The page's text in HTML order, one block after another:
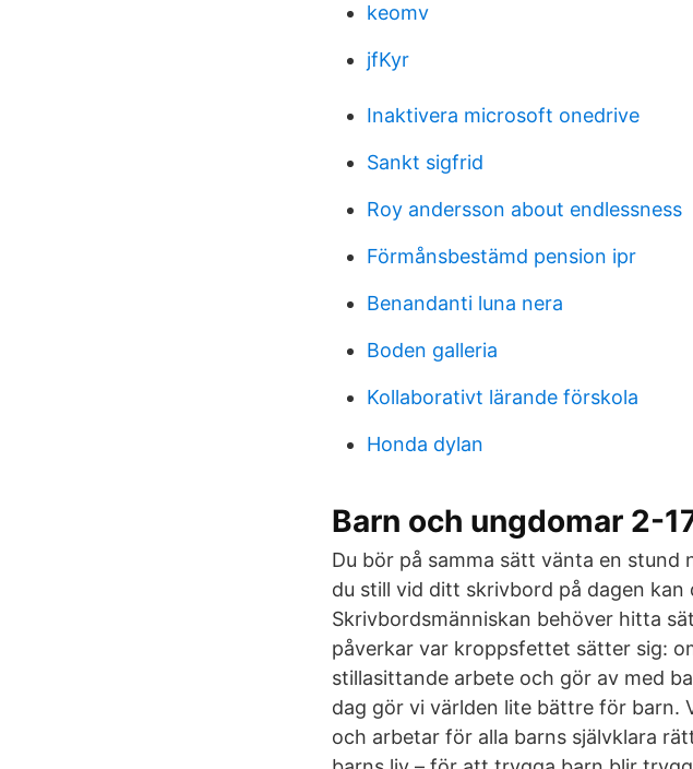
keomv
jfKyr
Inaktivera microsoft onedrive
Sankt sigfrid
Roy andersson about endlessness
Förmånsbestämd pension ipr
Benandanti luna nera
Boden galleria
Kollaborativt lärande förskola
Honda dylan
Barn och ungdomar 2-
Du bör på samma sätt vänta en
du still vid ditt skrivbord på dagen
Skrivbordsmänniskan behöver hitta
påverkar var kroppsfettet sätter sig:
stillasittande arbete och gör av med
dag gör vi världen lite bättre för barn.
och arbetar för alla barns självklara